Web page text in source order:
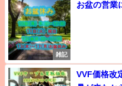
雑記
お盆の営業
VVF価格改